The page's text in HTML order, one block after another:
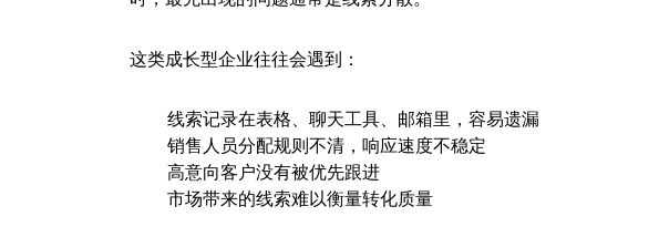
这类成长型企业往往会遇到：
线索记录在表格、聊天工具、邮箱里，容易遗漏
销售人员分配规则不清，响应速度不稳定
高意向客户没有被优先跟进
市场带来的线索难以衡量转化质量